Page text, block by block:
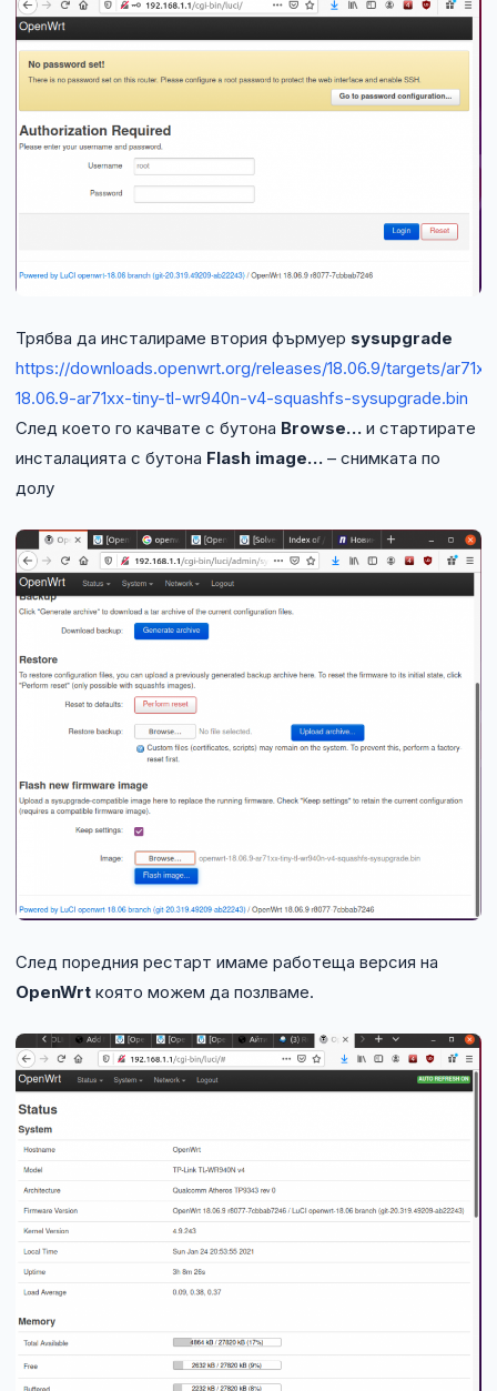
Трябва да инсталираме втория фърмуер sysupgrade
https://downloads.openwrt.org/releases/18.06.9/targets/
18.06.9-ar71xx-tiny-tl-wr940n-v4-squashfs-sysupgrade.bin
След което го качвате с бутона Browse… и стартирате
инсталацията с бутона Flash image… – снимката по
долу
След поредния рестарт имаме работеща версия на
OpenWrt която можем да позлваме.